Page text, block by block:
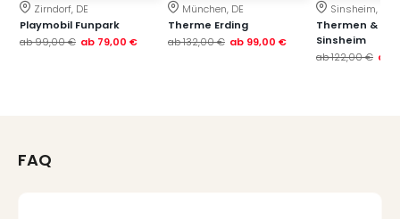
Zirndorf, DE
Playmobil Funpark
ab99,00 € ab 79,00 €
München, DE
Therme Erding
ab132,00 € ab 99,00 €
Sinsheim, DE
Thermen &
Sinsheim
ab122,00 € ab
FAQ